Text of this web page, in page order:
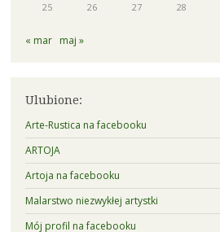
25 26 27 28
« mar maj »
Ulubione:
Arte-Rustica na facebooku
ARTOJA
Artoja na facebooku
Malarstwo niezwykłej artystki
Mój profil na facebooku